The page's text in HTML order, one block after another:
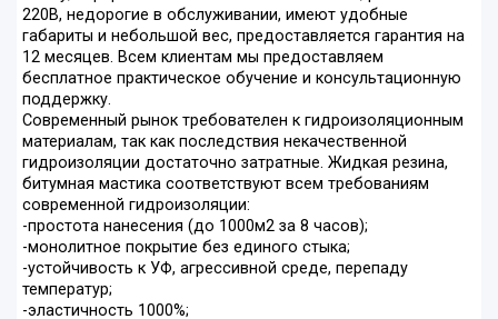
220В, недорогие в обслуживании, имеют удобные
габариты и небольшой вес, предоставляется гарантия на
12 месяцев. Всем клиентам мы предоставляем
бесплатное практическое обучение и консультационную
поддержку.
Современный рынок требователен к гидроизоляционным
материалам, так как последствия некачественной
гидроизоляции достаточно затратные. Жидкая резина,
битумная мастика соответствуют всем требованиям
современной гидроизоляции:
-простота нанесения (до 1000м2 за 8 часов);
-монолитное покрытие без единого стыка;
-устойчивость к УФ, агрессивной среде, перепаду
температур;
-эластичность 1000%;